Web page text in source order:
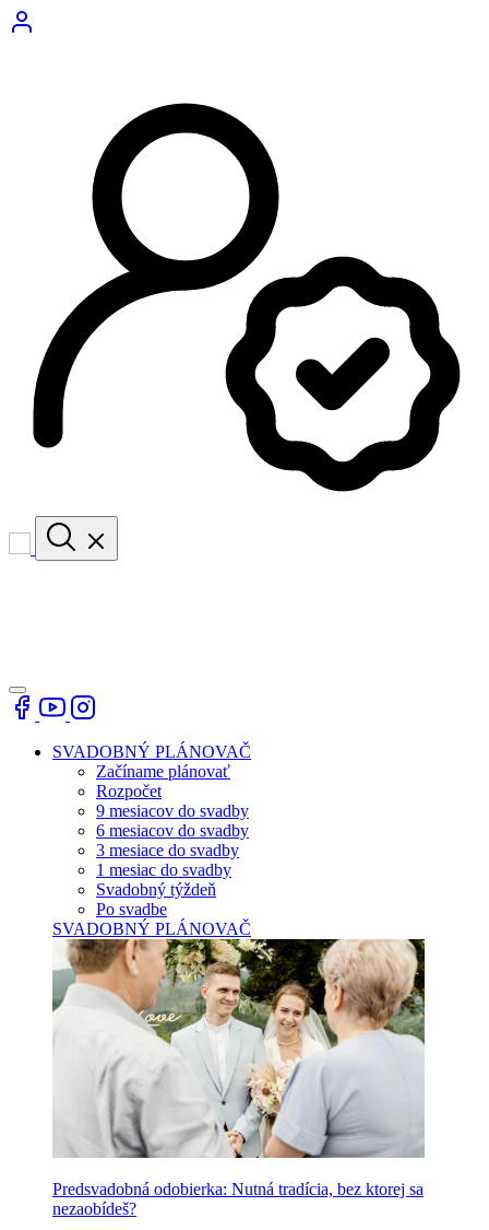
SVADOBNÝ PLÁNOVAČ
Začíname plánovať
Rozpočet
9 mesiacov do svadby
6 mesiacov do svadby
3 mesiace do svadby
1 mesiac do svadby
Svadobný týždeň
Po svadbe
SVADOBNÝ PLÁNOVAČ
Predsvadobná odobierka: Nutná tradícia, bez ktorej sa
nezaobídeš?